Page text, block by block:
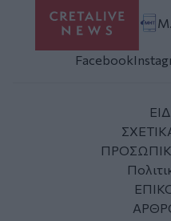
Facebook